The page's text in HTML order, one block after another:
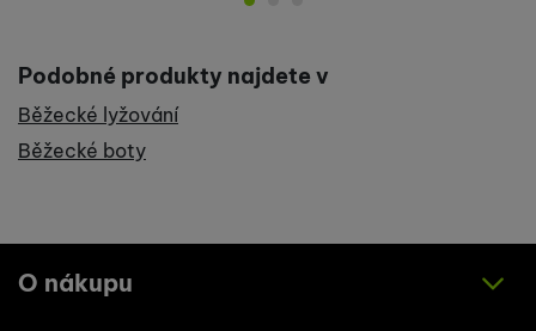
Podobné produkty najdete v
Běžecké lyžování
Běžecké boty
O nákupu